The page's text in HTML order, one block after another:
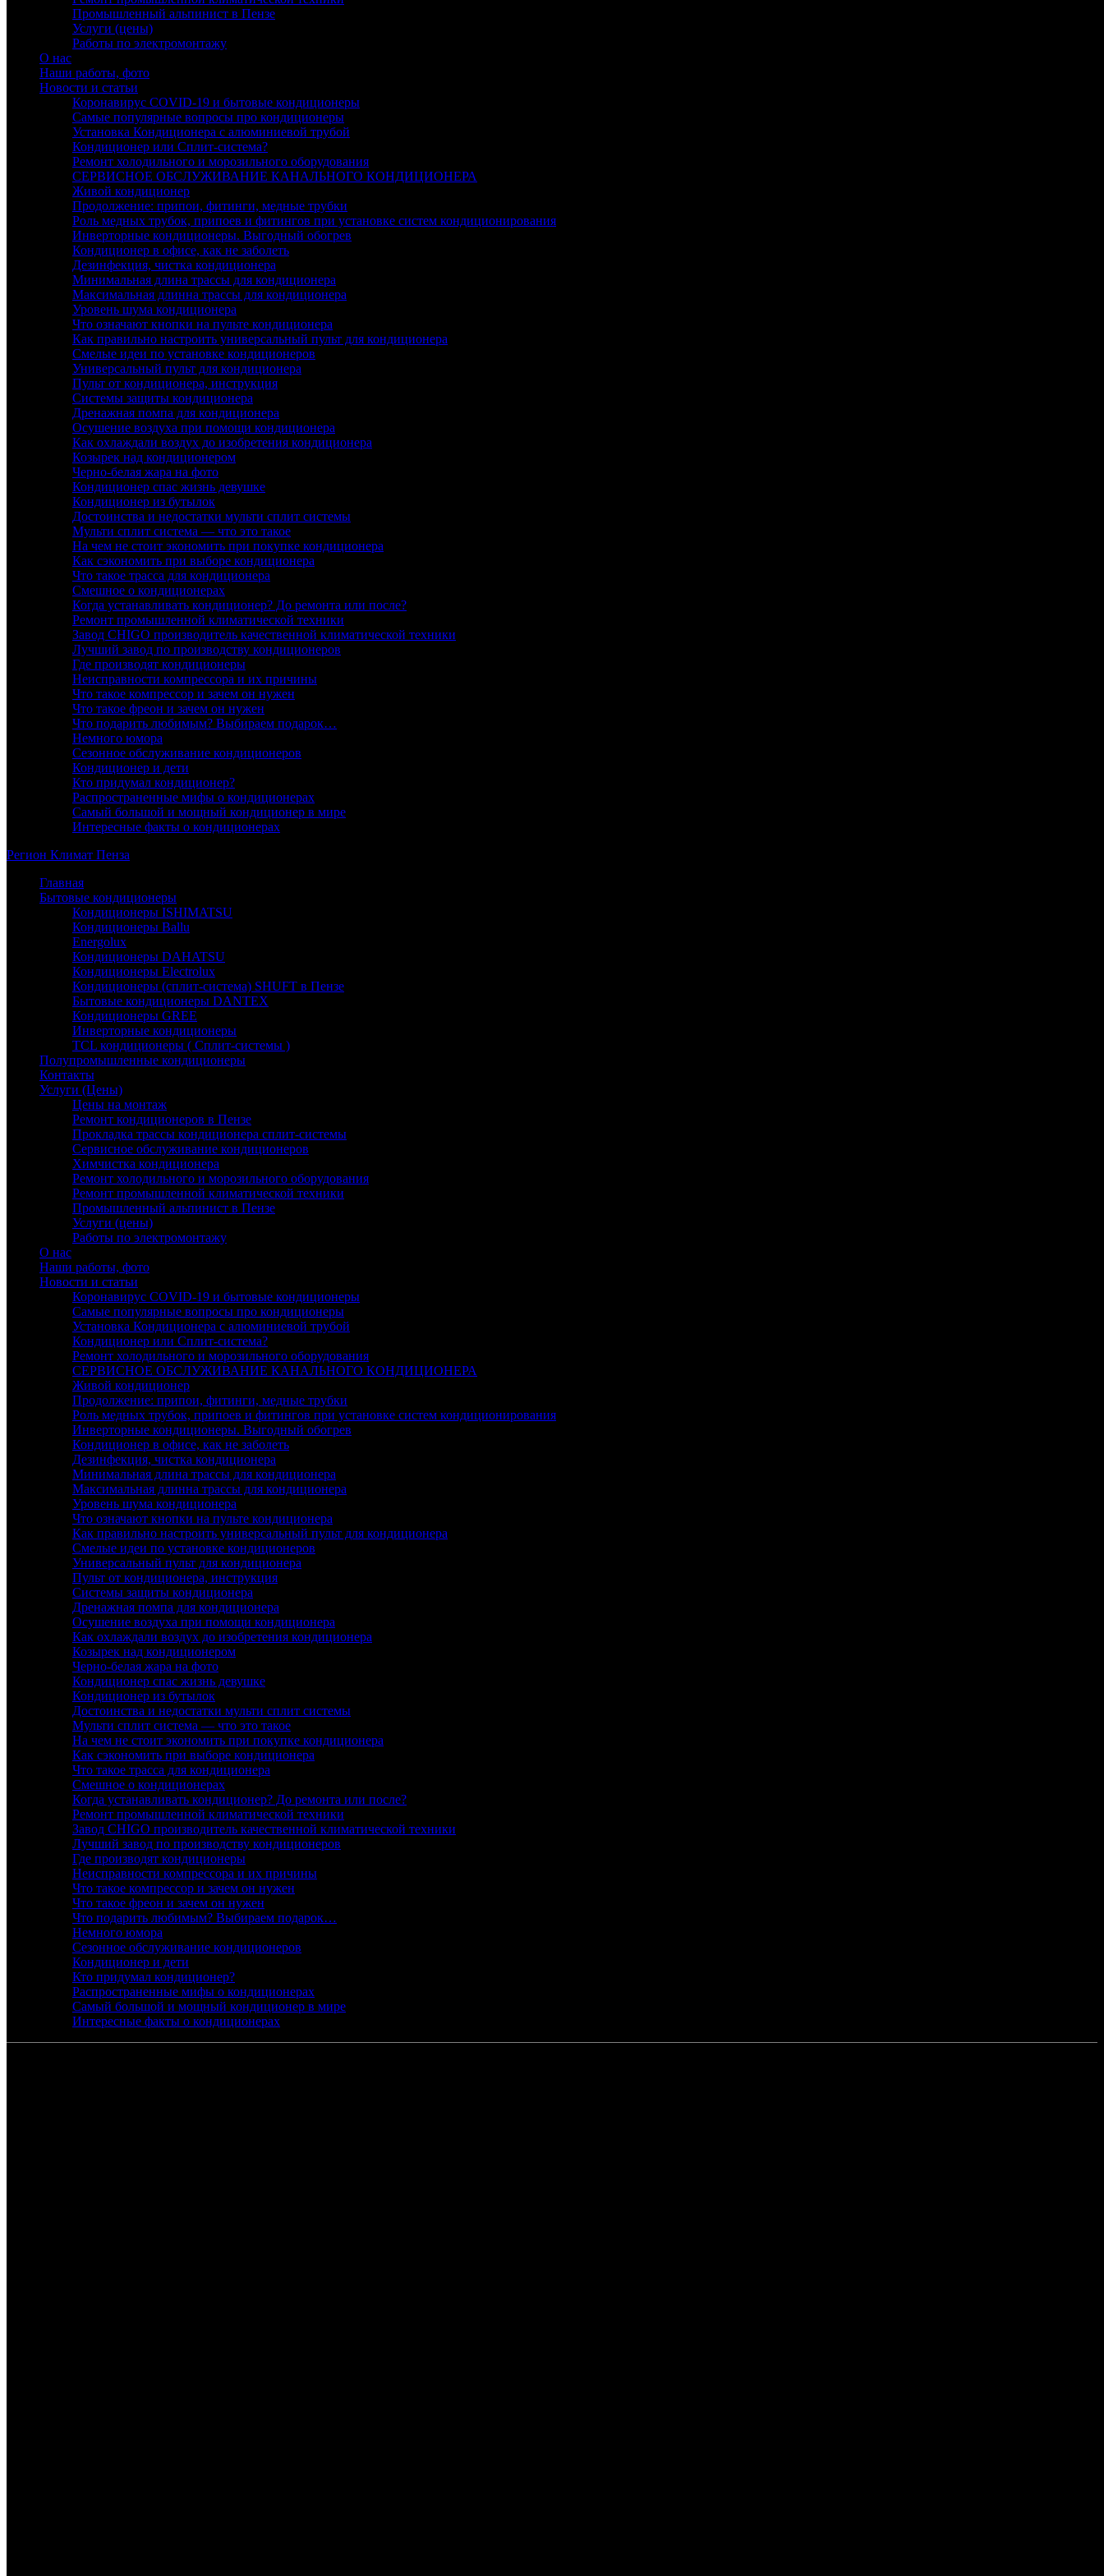
Промышленный альпинист в Пензе
Услуги (цены)
Работы по электромонтажу
О нас
Наши работы, фото
Новости и статьи
Коронавирус COVID-19 и бытовые кондиционеры
Самые популярные вопросы про кондиционеры
Установка Кондиционера с алюминиевой трубой
Кондиционер или Сплит-система?
Ремонт холодильного и морозильного оборудования
СЕРВИСНОЕ ОБСЛУЖИВАНИЕ КАНАЛЬНОГО КОНДИЦИОНЕРА
Живой кондиционер
Продолжение: припои, фитинги, медные трубки
Роль медных трубок, припоев и фитингов при установке систем кондиционирования
Инверторные кондиционеры. Выгодный обогрев
Кондиционер в офисе, как не заболеть
Дезинфекция, чистка кондиционера
Минимальная длина трассы для кондиционера
Максимальная длинна трассы для кондиционера
Уровень шума кондиционера
Что означают кнопки на пульте кондиционера
Как правильно настроить универсальный пульт для кондиционера
Смелые идеи по установке кондиционеров
Универсальный пульт для кондиционера
Пульт от кондиционера, инструкция
Системы защиты кондиционера
Дренажная помпа для кондиционера
Осушение воздуха при помощи кондиционера
Как охлаждали воздух до изобретения кондиционера
Козырек над кондиционером
Черно-белая жара на фото
Кондиционер спас жизнь девушке
Кондиционер из бутылок
Достоинства и недостатки мульти сплит системы
Мульти сплит система — что это такое
На чем не стоит экономить при покупке кондиционера
Как сэкономить при выборе кондиционера
Что такое трасса для кондиционера
Смешное о кондиционерах
Когда устанавливать кондиционер? До ремонта или после?
Ремонт промышленной климатической техники
Завод CHIGO производитель качественной климатической техники
Лучший завод по производству кондиционеров
Где производят кондиционеры
Неисправности компрессора и их причины
Что такое компрессор и зачем он нужен
Что такое фреон и зачем он нужен
Что подарить любимым? Выбираем подарок…
Немного юмора
Сезонное обслуживание кондиционеров
Кондиционер и дети
Кто придумал кондиционер?
Распространенные мифы о кондиционерах
Самый большой и мощный кондиционер в мире
Интересные факты о кондиционерах
Регион Климат Пенза
Главная
Бытовые кондиционеры
Кондиционеры ISHIMATSU
Кондиционеры Ballu
Energolux
Кондиционеры DAHATSU
Кондиционеры Electrolux
Кондиционеры (сплит-система) SHUFT в Пензе
Бытовые кондиционеры DANTEX
Кондиционеры GREE
Инверторные кондиционеры
TCL кондиционеры ( Сплит-системы )
Полупромышленные кондиционеры
Контакты
Услуги (Цены)
Цены на монтаж
Ремонт кондиционеров в Пензе
Прокладка трассы кондиционера сплит-системы
Сервисное обслуживание кондиционеров
Химчистка кондиционера
Ремонт холодильного и морозильного оборудования
Ремонт промышленной климатической техники
Промышленный альпинист в Пензе
Услуги (цены)
Работы по электромонтажу
О нас
Наши работы, фото
Новости и статьи
Коронавирус COVID-19 и бытовые кондиционеры
Самые популярные вопросы про кондиционеры
Установка Кондиционера с алюминиевой трубой
Кондиционер или Сплит-система?
Ремонт холодильного и морозильного оборудования
СЕРВИСНОЕ ОБСЛУЖИВАНИЕ КАНАЛЬНОГО КОНДИЦИОНЕРА
Живой кондиционер
Продолжение: припои, фитинги, медные трубки
Роль медных трубок, припоев и фитингов при установке систем кондиционирования
Инверторные кондиционеры. Выгодный обогрев
Кондиционер в офисе, как не заболеть
Дезинфекция, чистка кондиционера
Минимальная длина трассы для кондиционера
Максимальная длинна трассы для кондиционера
Уровень шума кондиционера
Что означают кнопки на пульте кондиционера
Как правильно настроить универсальный пульт для кондиционера
Смелые идеи по установке кондиционеров
Универсальный пульт для кондиционера
Пульт от кондиционера, инструкция
Системы защиты кондиционера
Дренажная помпа для кондиционера
Осушение воздуха при помощи кондиционера
Как охлаждали воздух до изобретения кондиционера
Козырек над кондиционером
Черно-белая жара на фото
Кондиционер спас жизнь девушке
Кондиционер из бутылок
Достоинства и недостатки мульти сплит системы
Мульти сплит система — что это такое
На чем не стоит экономить при покупке кондиционера
Как сэкономить при выборе кондиционера
Что такое трасса для кондиционера
Смешное о кондиционерах
Когда устанавливать кондиционер? До ремонта или после?
Ремонт промышленной климатической техники
Завод CHIGO производитель качественной климатической техники
Лучший завод по производству кондиционеров
Где производят кондиционеры
Неисправности компрессора и их причины
Что такое компрессор и зачем он нужен
Что такое фреон и зачем он нужен
Что подарить любимым? Выбираем подарок…
Немного юмора
Сезонное обслуживание кондиционеров
Кондиционер и дети
Кто придумал кондиционер?
Распространенные мифы о кондиционерах
Самый большой и мощный кондиционер в мире
Интересные факты о кондиционерах